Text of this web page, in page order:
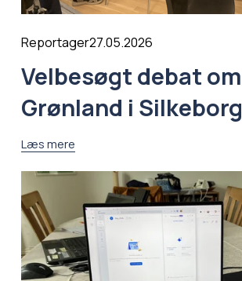
Reportager27.05.2026
Velbesøgt debat om
Grønland i Silkeborg
Læs mere